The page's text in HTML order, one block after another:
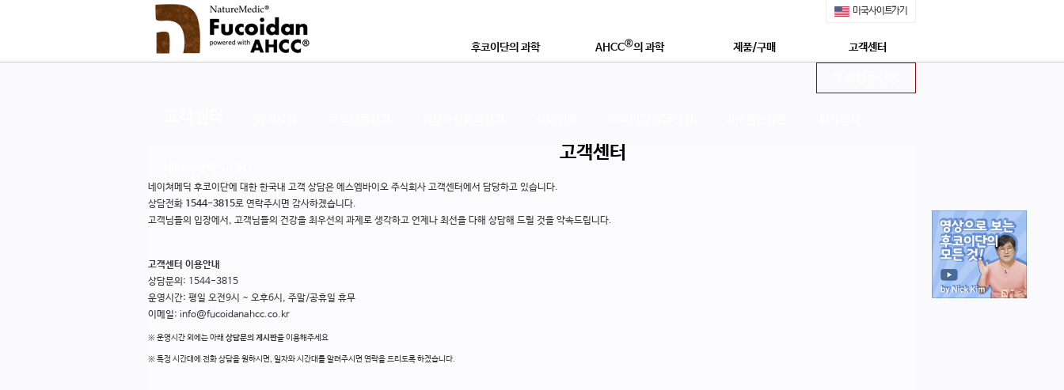
미국사이트가기
후코이단의 과학 AHCC®의 과학 제품/구매 고객센터
고객센터
네이쳐메딕 후코이단에 대한 한국내 고객 상담은 에스엠바이오 주식회사 고객센터에서 담당하고 있습니다.
상담전화 1544-3815로 연락주시면 감사하겠습니다.
고객님들의 입장에서, 고객님들의 건강을 최우선의 과제로 생각하고 언제나 최선을 다해 상담해 드릴 것을 약속드립니다.
고객센터 이용안내
상담문의: 1544-3815
운영시간: 평일 오전9시 ~ 오후6시, 주말/공휴일 휴무
이메일: info@fucoidanahcc.co.kr
※ 운영시간 외에는 아래 상담문의 게시판을 이용해주세요
※ 특정 시간대에 전화 상담을 원하시면, 일자와 시간대를 알려주시면 연락을 드리도록 하겠습니다.